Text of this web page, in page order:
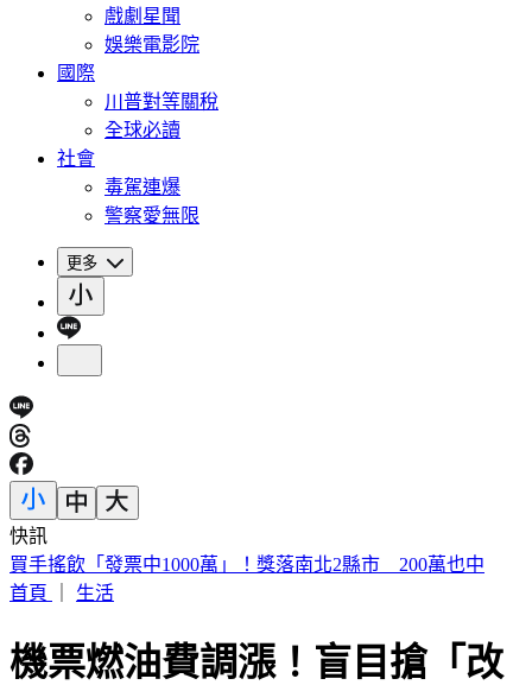
戲劇星聞
娛樂電影院
國際
川普對等關稅
全球必讀
社會
毒駕連爆
警察愛無限
更多
快訊
狂喊餓卻一吃就飽！75歲婦竟罹「癌王」第4期 醫揭2大警訊
首頁
生活
機票燃油費調漲！盲目搶「改